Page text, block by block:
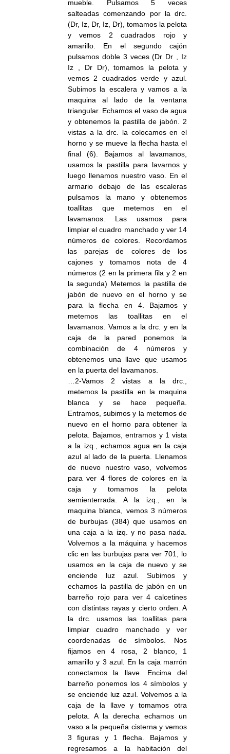
mueble. Pulsamos 5 veces
salteadas comenzando por la drc.
(Dr, Iz, Dr, Iz, Dr), tomamos la pelota
y vemos 2 cuadrados rojo y
amarillo. En el segundo cajón
pulsamos doble 3 veces (Dr Dr , Iz
Iz , Dr Dr), tomamos la pelota y
vemos 2 cuadrados verde y azul.
Subimos la escalera y vamos a la
maquina al lado de la ventana
triangular. Echamos el vaso de agua
y obtenemos la pastilla de jabón. 2
vistas a la drc. la colocamos en el
horno y se mueve la flecha hasta el
final (6). Bajamos al lavamanos,
usamos la pastilla para lavarnos y
luego llenamos nuestro vaso. En el
armario debajo de las escaleras
pulsamos la mano y obtenemos
toallitas que metemos en el
lavamanos. Las usamos para
limpiar el cuadro manchado y ver 14
números de colores. Recordamos
las parejas de colores de los
cajones y tomamos nota de 4
números (2 en la primera fila y 2 en
la segunda) Metemos la pastilla de
jabón de nuevo en el horno y se
para la flecha en 4. Bajamos y
metemos las toallitas en el
lavamanos. Vamos a la drc. y en la
caja de la pared ponemos la
combinación de 4 números y
obtenemos una llave que usamos
en la puerta del lavamanos.
…2-Vamos 2 vistas a la drc.,
metemos la pastilla en la maquina
blanca y se hace pequeña.
Entramos, subimos y la metemos de
nuevo en el horno para obtener la
pelota. Bajamos, entramos y 1 vista
a la izq., echamos agua en la caja
azul al lado de la puerta. Llenamos
de nuevo nuestro vaso, volvemos
para ver 4 flores de colores en la
caja y tomamos la pelota
semienterrada. A la izq., en la
maquina blanca, vemos 3 números
de burbujas (384) que usamos en
una caja a la izq. y no pasa nada.
Volvemos a la máquina y hacemos
clic en las burbujas para ver 701, lo
usamos en la caja de nuevo y se
enciende luz azul. Subimos y
echamos la pastilla de jabón en un
barreño rojo para ver 4 calcetines
con distintas rayas y cierto orden. A
la drc. usamos las toallitas para
limpiar cuadro manchado y ver
coordenadas de símbolos. Nos
fijamos en 4 rosa, 2 blanco, 1
amarillo y 3 azul. En la caja marrón
conectamos la llave. Encima del
barreño ponemos los 4 símbolos y
se enciende luz azul. Volvemos a la
caja de la llave y tomamos otra
pelota. A la derecha echamos un
vaso a la pequeña cisterna y vemos
3 figuras y 1 flecha. Bajamos y
regresamos a la habitación del